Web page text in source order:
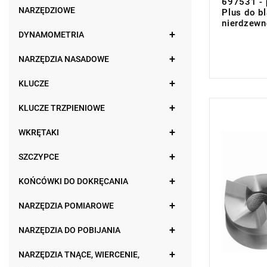
NARZĘDZIOWE
DYNAMOMETRIA
NARZĘDZIA NASADOWE
KLUCZE
KLUCZE TRZPIENIOWE
WKRĘTAKI
SZCZYPCE
KOŃCÓWKI DO DOKRĘCANIA
NARZĘDZIA POMIAROWE
NARZĘDZIA DO POBIJANIA
NARZĘDZIA TNĄCE, WIERCENIE,
Plus do
ISO: M32